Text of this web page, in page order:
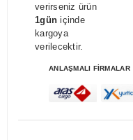
verirseniz ürün
1gün içinde
kargoya
verilecektir.
ANLAŞMALI FİRMALAR